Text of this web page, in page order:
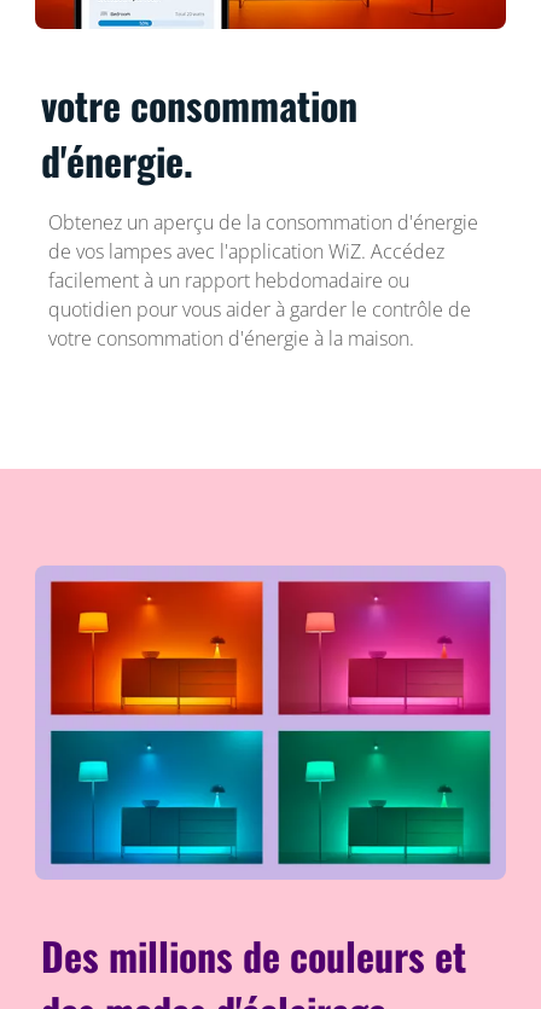
votre consommation
d'énergie.
Obtenez un aperçu de la consommation d'énergie
de vos lampes avec l'application WiZ. Accédez
facilement à un rapport hebdomadaire ou
quotidien pour vous aider à garder le contrôle de
votre consommation d'énergie à la maison.
Des millions de couleurs et